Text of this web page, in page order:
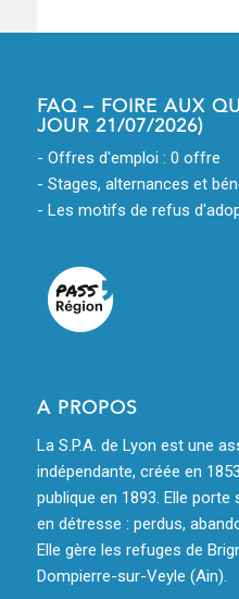
FAQ – FOIRE AUX
JOUR 21/07/2026)
- Offres d'emploi : 0 offre
- Stages, alternances et
- Les motifs de refus
A PROPOS
La S.P.A. de Lyon est une
indépendante, créée en
publique en 1893. Elle
en détresse : perdus,
Elle gère les refuges de
Dompierre-sur-Veyle (Ain).